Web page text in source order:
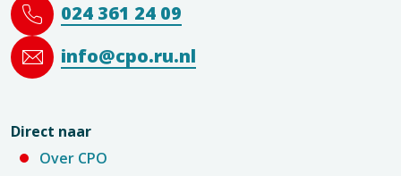
024 361 24 09
info@cpo.ru.nl
Direct naar
Over CPO